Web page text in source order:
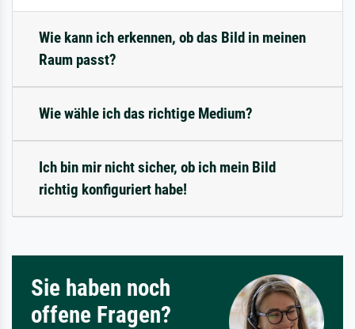
Wie kann ich erkennen, ob das Bild in meinen
Raum passt?
Wie wähle ich das richtige Medium?
Ich bin mir nicht sicher, ob ich mein Bild
richtig konfiguriert habe!
Sie haben noch
offene Fragen?